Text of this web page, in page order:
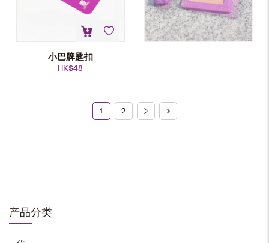
产品分类
小巴牌匙扣
HK$48
仿皮卡包
1 2